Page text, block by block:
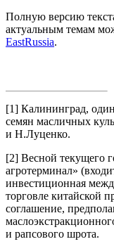
Полную версию
актуальным темам
EastRussia.
[1] Калининград,
семян масличных
и Н.Луценко.
[2] Весной текущего
агротерминал»
инвестиционная
торговле китайской
соглашение,
и рапсового шрота.